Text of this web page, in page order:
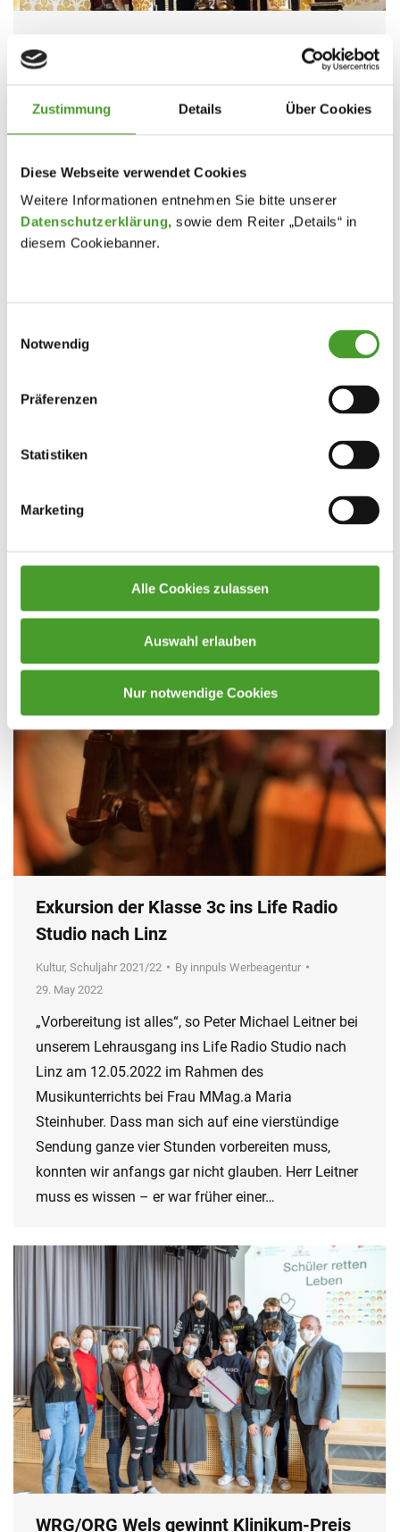
Zustimmung Details Über Cookies
Diese Webseite verwendet Cookies
Weitere Informationen entnehmen Sie bitte unserer
Datenschutzerklärung, sowie dem Reiter „Details“ in
diesem Cookiebanner.
Notwendig
Präferenzen
Statistiken
Marketing
Alle Cookies zulassen
Auswahl erlauben
Nur notwendige Cookies
Beschränkungen wieder wie früher
Kollegium Schuljahr 2021/22 Byinnpuls Werbeagentur
spirituelles und religiöses Gemeinschaftsleben
behindert und verändert. Die traditionelle
Maiandacht in Taxlberg/Steinhaus fand entweder
Exkursion der Klasse 3c ins Life Radio
Studio nach Linz
Kultur, Schuljahr 2021/22 By innpuls Werbeagentur
29. May 2022
„Vorbereitung ist alles“, so Peter Michael Leitner bei
unserem Lehrausgang ins Life Radio Studio nach
Linz am 12.05.2022 im Rahmen des
Musikunterrichts bei Frau MMag.a Maria
Steinhuber. Dass man sich auf eine vierstündige
Sendung ganze vier Stunden vorbereiten muss,
konnten wir anfangs gar nicht glauben. Herr Leitner
muss es wissen – er war früher einer…
WRG/ORG Wels gewinnt Klinikum-Preis